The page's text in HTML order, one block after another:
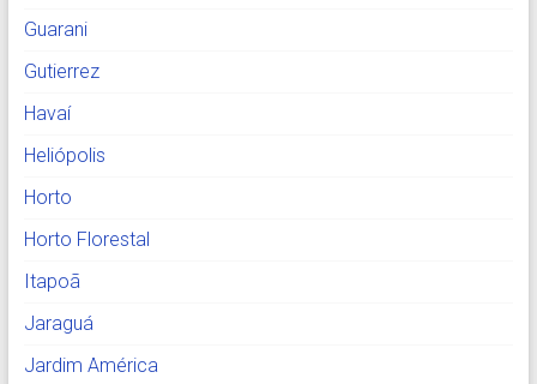
Guarani
Gutierrez
Havaí
Heliópolis
Horto
Horto Florestal
Itapoã
Jaraguá
Jardim América